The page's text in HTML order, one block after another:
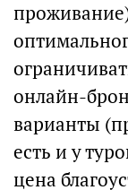
онлайн-
варианты
есть и у
цена